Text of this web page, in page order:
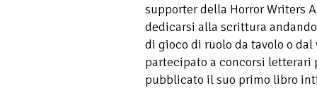
supporter della Horror Writers
dedicarsi alla scrittura
di gioco di ruolo da tavolo o
partecipato a concorsi letterari
pubblicato il suo primo libro